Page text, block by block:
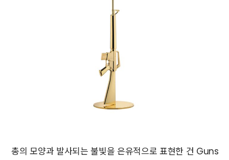
총의 모양과 발사되는 불빛을 은유적으로 표현한 건 Guns